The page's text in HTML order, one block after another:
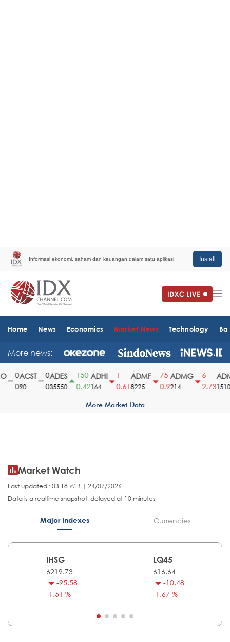
Informasi ekonomi, saham dan keuangan dalam satu aplikasi. Install
Home News Economics Market News Technology
More news:
ACST
90
ADES
35550
150
0.42
ADHI
164
0.61
ADMF
8225
75
0.9
ADMG
214
2.731510
More Market Data
Market Watch
Last updated : 03.18 WIB | 24/07/2026
Data is a realtime snapshot, delayed at 10 minutes
Major Indexes Currencies
IHSG
6219.73
-95.58
-1.51 %
LQ45
616.64
-10.48
-1.67 %